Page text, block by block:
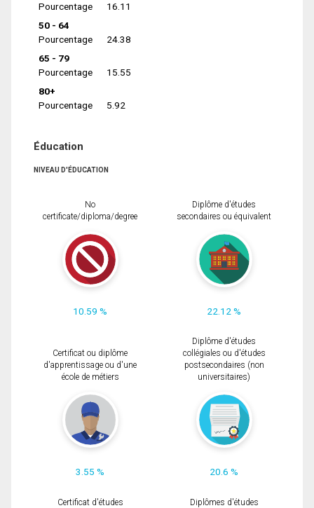
Pourcentage
16.11
50 - 64
Pourcentage
24.38
65 - 79
Pourcentage
15.55
80+
Pourcentage
5.92
Éducation
NIVEAU D'ÉDUCATION
No
certificate/diploma/degree
10.59 %
Diplôme d'études
secondaires ou équivalent
22.12 %
Certificat ou diplôme
d'apprentissage ou d'une
école de métiers
3.55 %
Diplôme d'études
collégiales ou d'études
postsecondaires (non
universitaires)
20.6 %
Certificat d'études
Diplômes d'études